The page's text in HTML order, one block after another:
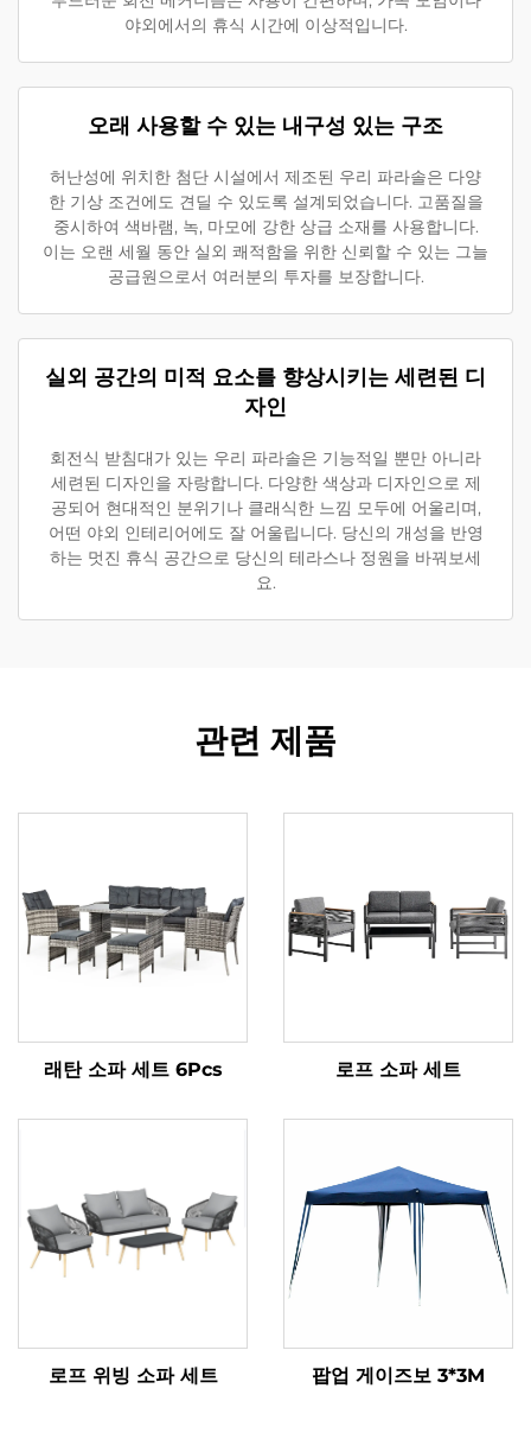
야외에서의 휴식 시간에 이상적입니다.
오래 사용할 수 있는 내구성 있는 구조
허난성에 위치한 첨단 시설에서 제조된 우리 파라솔은 다양
한 기상 조건에도 견딜 수 있도록 설계되었습니다. 고품질을
중시하여 색바램, 녹, 마모에 강한 상급 소재를 사용합니다.
이는 오랜 세월 동안 실외 쾌적함을 위한 신뢰할 수 있는 그늘
공급원으로서 여러분의 투자를 보장합니다.
실외 공간의 미적 요소를 향상시키는 세련된 디
자인
회전식 받침대가 있는 우리 파라솔은 기능적일 뿐만 아니라
세련된 디자인을 자랑합니다. 다양한 색상과 디자인으로 제
공되어 현대적인 분위기나 클래식한 느낌 모두에 어울리며,
어떤 야외 인테리어에도 잘 어울립니다. 당신의 개성을 반영
하는 멋진 휴식 공간으로 당신의 테라스나 정원을 바꿔보세
요.
관련 제품
래탄 소파 세트 6Pcs 로프 소파 세트
로프 위빙 소파 세트 팝업 게이즈보 3*3M